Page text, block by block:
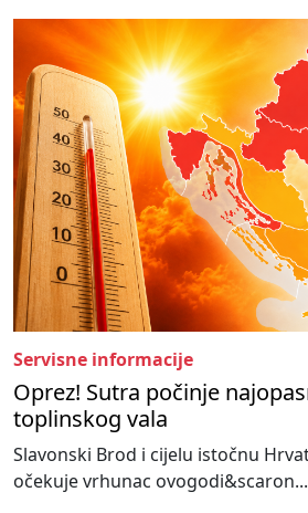
Servisne informacije
Oprez! Sutra počinje
toplinskog vala
Slavonski Brod i cijelu istočnu
očekuje vrhunac ovogodi&scaron...